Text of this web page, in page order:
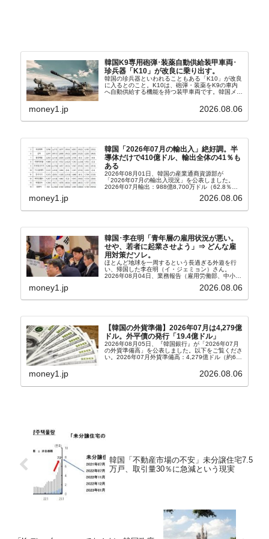
韓国K9専用砲弾･装薬自動供給装甲車両･
珍兵器「K10」が改良に乗り出す。
韓国の珍兵器といわれることもある「K10」が改良
に入るとのこと。K10は、砲弾・装薬をK9の車内
へ自動供給する機能を持つ装甲車両です。韓国メデ
から以下に一部を引きます。2005年に初めて...
money1.jp 2026.08.06
韓国「2026年07月の輸出入」絶好調。半
導体だけで410億ドル、輸出全体の41％も
ある
2026年08月01日、韓国の産業通商資源部が
「2026年07月の輸出入現況」を公表しました。
2026年07月輸出：988億8,700万ドル（62.8％）
money1.jp 2026.08.06
韓国･李在明「青年層の雇用状況が悪い。
せや、若者に起業させよう」⇒ どんな雇
用対策だソレ。
ほとんど地球を一周するという長過ぎる外遊を行
い、帰国した李在明（イ・ジェミョン）さん。
2026年08月04日、業務報告（雇用労働部、中小ベ
上、韓国大統領に成りおおせた李在明（イ・ジェミ
money1.jp 2026.08.06
【韓国の外貨準備】2026年07月は4,279億
ドル。外平債の発行「19.4億ドル」
2026年08月05日、『韓国銀行』が「2026年07月
の外貨準備高」を公表しました。以下をご覧くださ
い。2026年07月外貨準備高：4,279億ドル（約67
money1.jp 2026.08.06
韓国「不動産市場の不安」未分譲住宅7.5
万戸、取引量30％に急減という現実